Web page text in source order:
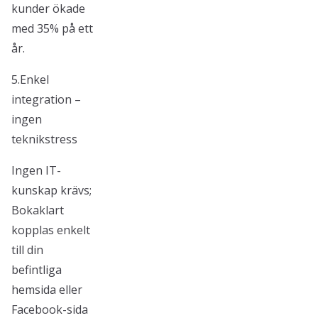
kunder ökade
med 35% på ett
år.
5.Enkel
integration –
ingen
teknikstress
Ingen IT-
kunskap krävs;
Bokaklart
kopplas enkelt
till din
befintliga
hemsida eller
Facebook-sida